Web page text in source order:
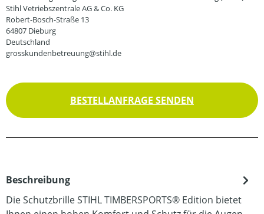
Stihl Vetriebszentrale AG & Co. KG
Robert-Bosch-Straße 13
64807 Dieburg
Deutschland
grosskundenbetreuung@stihl.de
BESTELLANFRAGE SENDEN
Beschreibung
Die Schutzbrille STIHL TIMBERSPORTS® Edition bietet